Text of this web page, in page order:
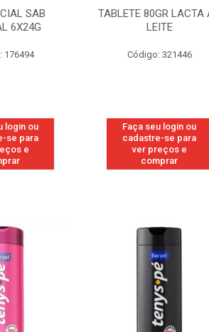
SAB
6X24G
176494
login ou
se para
e
TABLETE 80GR LACTA
LEITE
Código: 321446
Faça seu login ou
cadastre-se para
ver preços e
comprar